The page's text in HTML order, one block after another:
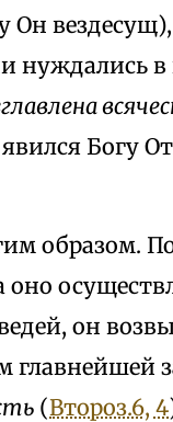
Он
нуждались
явился Богу
образом.
он
(Второз.6, 4